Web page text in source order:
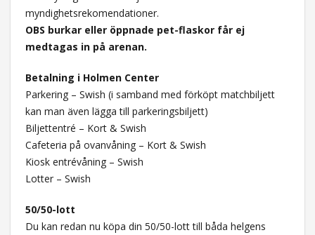
myndighetsrekomendationer.
OBS burkar eller öppnade pet-flaskor får ej
medtagas in på arenan.
Betalning i Holmen Center
Parkering – Swish (i samband med förköpt matchbiljett
kan man även lägga till parkeringsbiljett)
Biljettentré – Kort & Swish
Cafeteria på ovanvåning – Kort & Swish
Kiosk entrévåning – Swish
Lotter – Swish
50/50-lott
Du kan redan nu köpa din 50/50-lott till båda helgens